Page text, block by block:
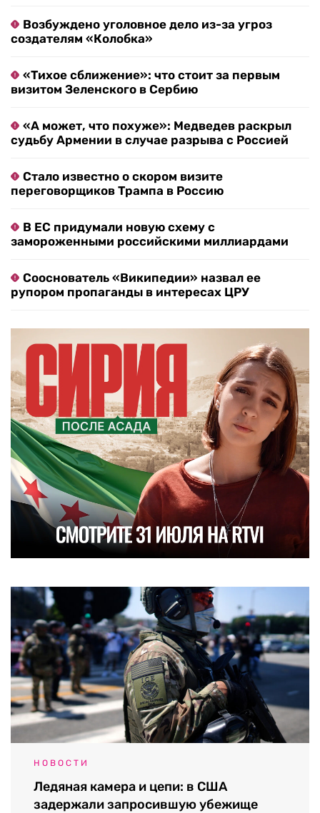
Возбуждено уголовное дело из-за угроз
создателям «Колобка»
«Тихое сближение»: что стоит за первым
визитом Зеленского в Сербию
«А может, что похуже»: Медведев раскрыл
судьбу Армении в случае разрыва с Россией
Стало известно о скором визите
переговорщиков Трампа в Россию
В ЕС придумали новую схему с
замороженными российскими миллиардами
Сооснователь «Википедии» назвал ее
рупором пропаганды в интересах ЦРУ
НОВОСТИ
Ледяная камера и цепи: в США
задержали запросившую убежище